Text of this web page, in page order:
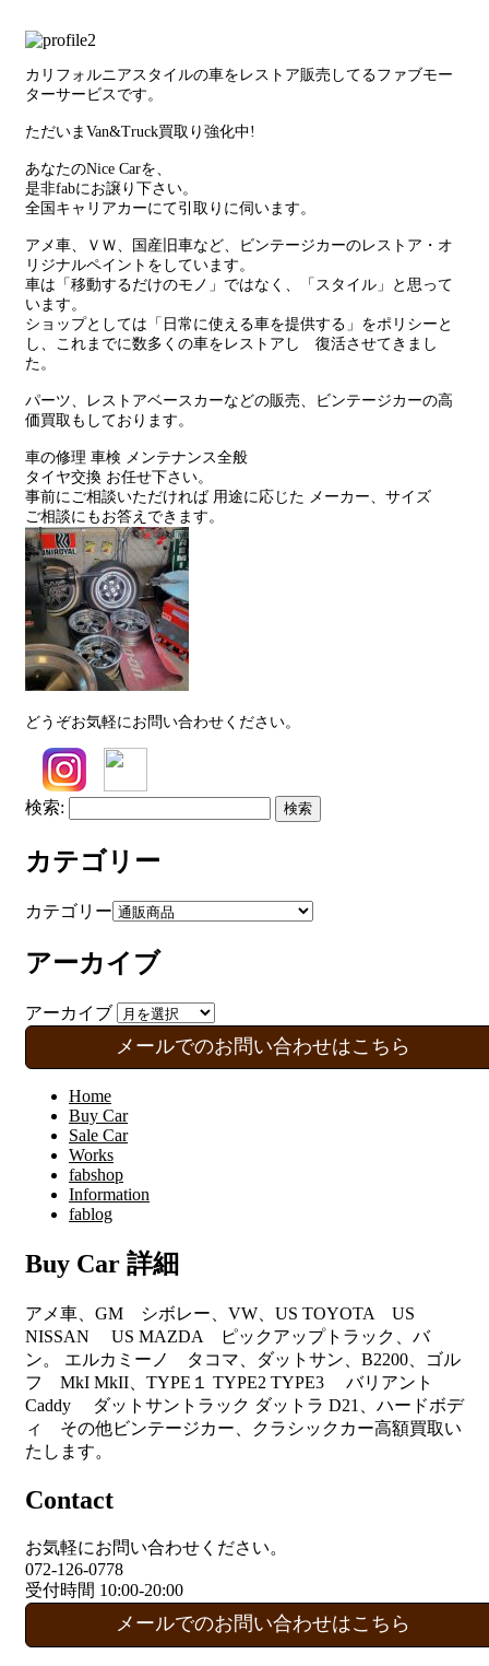
カリフォルニアスタイルの車をレストア販売してるファブモー
ターサービスです。
ただいまVan&Truck買取り強化中!
あなたのNice Carを、
是非fabにお譲り下さい。
全国キャリアカーにて引取りに伺います。
アメ車、ＶＷ、国産旧車など、ビンテージカーのレストア・オ
リジナルペイントをしています。
車は「移動するだけのモノ」ではなく、「スタイル」と思って
います。
ショップとしては「日常に使える車を提供する」をポリシーと
し、これまでに数多くの車をレストアし 復活させてきまし
た。
パーツ、レストアベースカーなどの販売、ビンテージカーの高
価買取もしております。
車の修理 車検 メンテナンス全般
タイヤ交換 お任せ下さい。
事前にご相談いただければ 用途に応じた メーカー、サイズ
ご相談にもお答えできます。
どうぞお気軽にお問い合わせください。
検索:
カテゴリー
カテゴリー
アーカイブ
アーカイブ
メールでのお問い合わせはこちら
Home
Buy Car
Sale Car
Works
fabshop
Information
fablog
Buy Car 詳細
アメ車、GM シボレー、VW、US TOYOTA US
NISSAN US MAZDA ピックアップトラック、バ
ン。 エルカミーノ タコマ、ダットサン、B2200、ゴル
フ MkI MkII、TYPE１ TYPE2 TYPE3 バリアント
Caddy ダットサントラック ダットラ D21、ハードボデ
ィ その他ビンテージカー、クラシックカー高額買取い
たします。
Contact
お気軽にお問い合わせください。
072-126-0778
受付時間 10:00-20:00
メールでのお問い合わせはこちら